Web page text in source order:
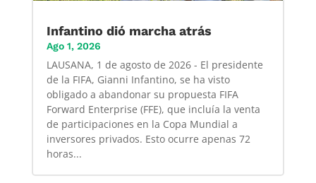
Infantino dió marcha atrás
Ago 1, 2026
LAUSANA, 1 de agosto de 2026 - El presidente
de la FIFA, Gianni Infantino, se ha visto
obligado a abandonar su propuesta FIFA
Forward Enterprise (FFE), que incluía la venta
de participaciones en la Copa Mundial a
inversores privados. Esto ocurre apenas 72
horas...